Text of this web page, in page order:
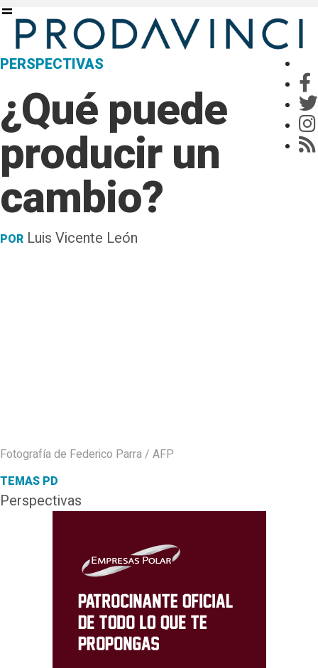
PERSPECTIVAS
¿Qué puede
producir un
cambio?
POR Luis Vicente León
Fotografía de Federico Parra / AFP
TEMAS PD
Perspectivas